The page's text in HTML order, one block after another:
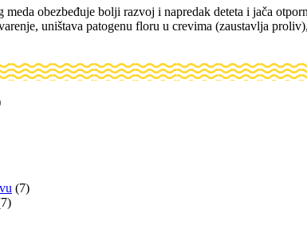
obezbeđuje bolji razvoj i napredak deteta i jača
uništava patogenu floru u crevima (zaustavlja
(7)